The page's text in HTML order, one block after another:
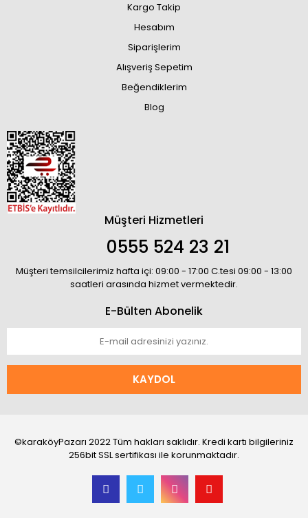
Kargo Takip
Hesabım
Siparişlerim
Alışveriş Sepetim
Beğendiklerim
Blog
Müşteri Hizmetleri
0555 524 23 21
Müşteri temsilcilerimiz hafta içi: 09:00 - 17:00 C.tesi 09:00 - 13:00
saatleri arasında hizmet vermektedir.
E-Bülten Abonelik
KAYDOL
©karaköyPazarı 2022 Tüm hakları saklıdır. Kredi kartı bilgileriniz
256bit SSL sertifikası ile korunmaktadır.